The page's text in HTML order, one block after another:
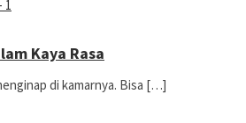
Kaya Rasa
di kamarnya. Bisa […]